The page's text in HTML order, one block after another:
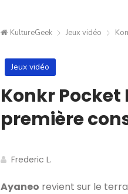
KultureGeek Jeux vidéo
Jeux vidéo
Konkr Pocket
première
Frederic L.
Ayaneo revient sur le